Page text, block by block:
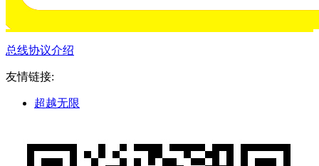
​总线协议介绍
友情链接:
超越无限